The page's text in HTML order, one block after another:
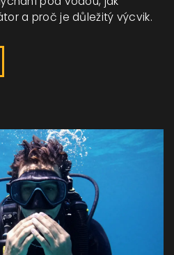
a proč je důležitý výcvik.